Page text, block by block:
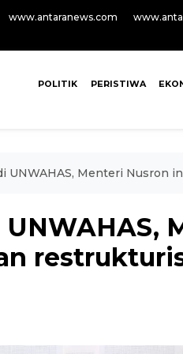
www.antaranews.com
POLITIK PERISTIWA
UNWAHAS, Menteri Nusron